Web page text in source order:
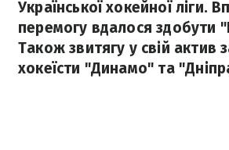
Української хокейної ліги.
перемогу вдалося здобути
Також звитягу у свій актив
хокеїсти "Динамо" та